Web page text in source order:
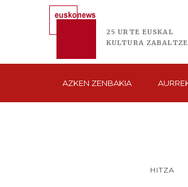
25 URTE EUSKAL
KULTURA
AZKEN ZENBAKIA
HITZA